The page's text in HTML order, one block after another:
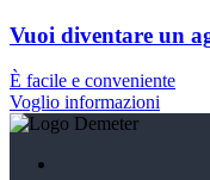
Vuoi diventare un
È facile e conveniente
Voglio informazioni